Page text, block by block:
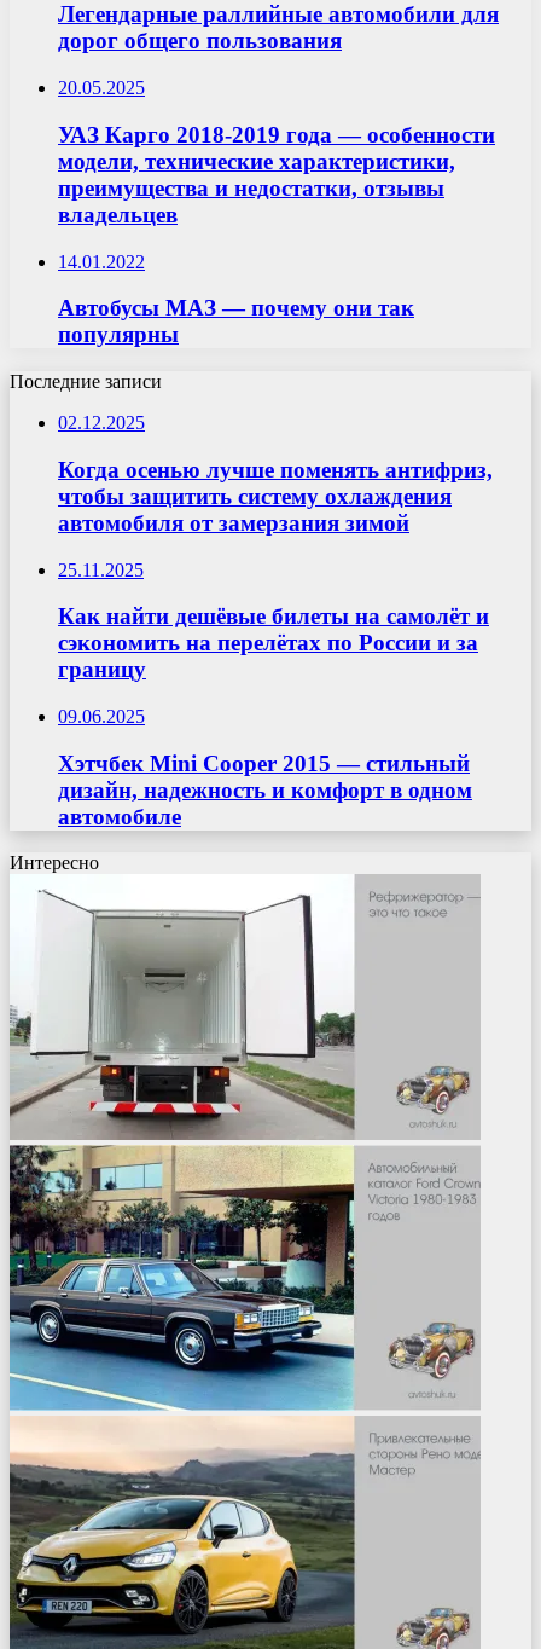
Легендарные раллийные автомобили для
дорог общего пользования
20.05.2025
УАЗ Карго 2018-2019 года — особенности
модели, технические характеристики,
преимущества и недостатки, отзывы
владельцев
14.01.2022
Автобусы МАЗ — почему они так
популярны
Последние записи
02.12.2025
Когда осенью лучше поменять антифриз,
чтобы защитить систему охлаждения
автомобиля от замерзания зимой
25.11.2025
Как найти дешёвые билеты на самолёт и
сэкономить на перелётах по России и за
границу
09.06.2025
Хэтчбек Mini Cooper 2015 — стильный
дизайн, надежность и комфорт в одном
автомобиле
Интересно